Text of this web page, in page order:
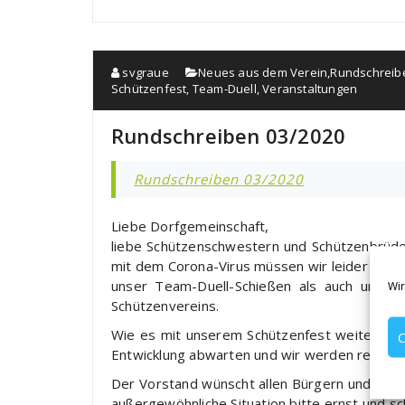
svgraue Neues aus dem Verein,
Schützenfest, Team-Duell,Veranstaltungen
Rundschreiben 03/2020
Rundschreiben 03/2020
Liebe Dorfgemeinschaft,
liebe Schützenschwestern und
mit dem Corona-Virus müssen wir leider alle
unser Team-Duell-Schießen als auch
Schützenvereins.
Wie es mit unserem Schützenfest weiter
Entwicklung abwarten und wir werden
Der Vorstand wünscht allen Bürgern und